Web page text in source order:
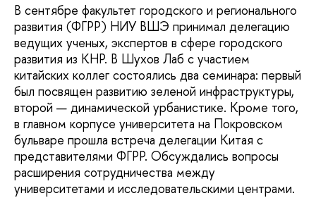
В сентябре факультет городского и регионального
развития (ФГРР) НИУ ВШЭ принимал делегацию
ведущих ученых, экспертов в сфере городского
развития из КНР. В Шухов Лаб с участием
китайских коллег состоялись два семинара: первый
был посвящен развитию зеленой инфраструктуры,
второй — динамической урбанистике. Кроме того,
в главном корпусе университета на Покровском
бульваре прошла встреча делегации Китая с
представителями ФГРР. Обсуждались вопросы
расширения сотрудничества между
университетами и исследовательскими центрами.